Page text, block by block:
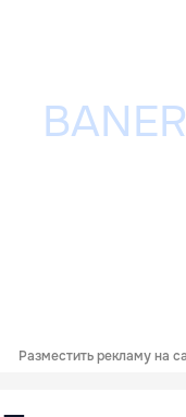
Разместить рекламу на